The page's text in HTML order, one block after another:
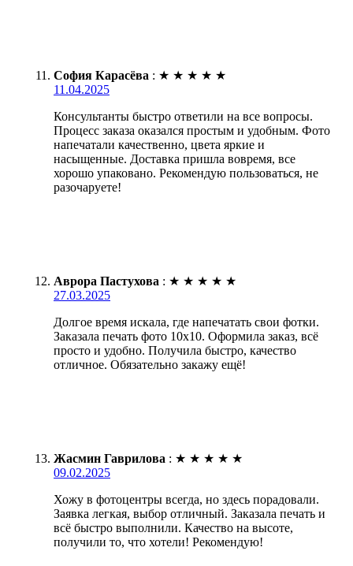
София Карасёва : ★ ★ ★ ★ ★
11.04.2025
Консультанты быстро ответили на все вопросы.
Процесс заказа оказался простым и удобным. Фото
напечатали качественно, цвета яркие и
насыщенные. Доставка пришла вовремя, все
хорошо упаковано. Рекомендую пользоваться, не
разочаруете!
Аврора Пастухова : ★ ★ ★ ★ ★
27.03.2025
Долгое время искала, где напечатать свои фотки.
Заказала печать фото 10х10. Оформила заказ, всё
просто и удобно. Получила быстро, качество
отличное. Обязательно закажу ещё!
Жасмин Гаврилова : ★ ★ ★ ★ ★
09.02.2025
Хожу в фотоцентры всегда, но здесь порадовали.
Заявка легкая, выбор отличный. Заказала печать и
всё быстро выполнили. Качество на высоте,
получили то, что хотели! Рекомендую!